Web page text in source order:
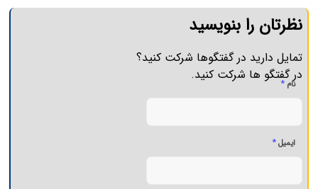
نظرتان را بنویسید
تمایل دارید در گفتگوها شرکت کنید؟
در گفتگو ها شرکت کنید.
نام*
ایمیل*